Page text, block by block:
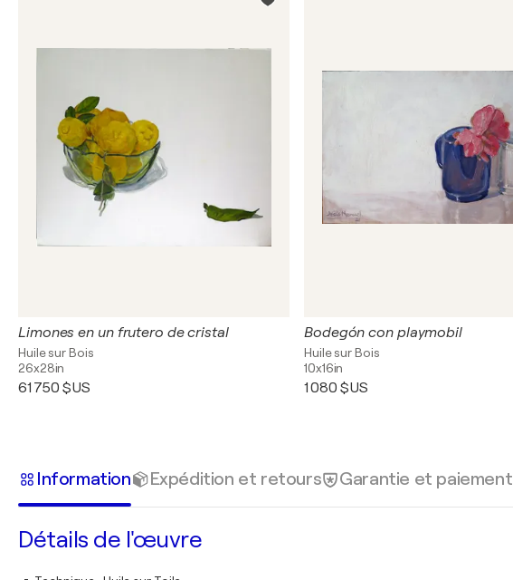
Limones en un frutero de cristal
Huile sur Bois
26x28in
61 750 $US
Bodegón con playmobil
Huile sur Bois
10x16in
1 080 $US
Information Expédition et retours Garantie et paiement
Détails de l'œuvre